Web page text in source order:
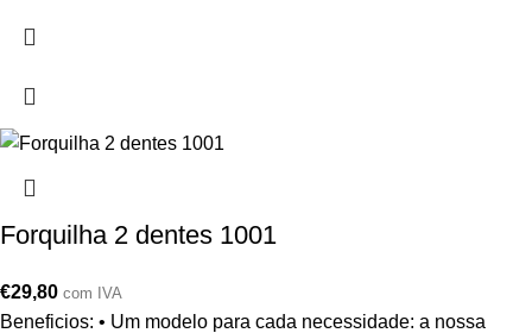
Forquilha 2 dentes 1001
€29,80 com IVA
Beneficios: • Um modelo para cada necessidade: a nossa